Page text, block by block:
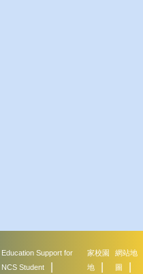
Education Support for
NCS Student
家校園
地
網站地
圖